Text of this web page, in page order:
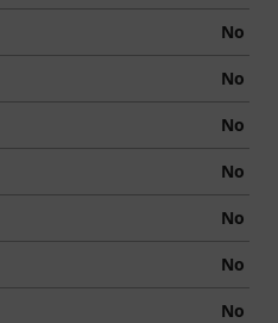
No
No
No
No
No
No
No